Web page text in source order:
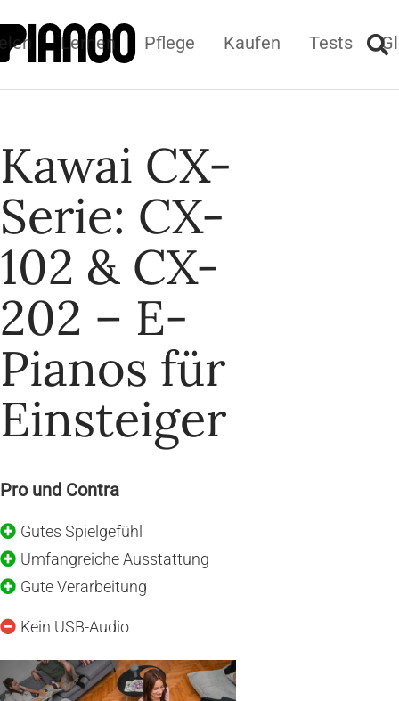
Lernen Pflege Kaufen Tests
Kawai CX-
Serie: CX-
102 & CX-
202 – E-
Pianos für
Einsteiger
Pro und Contra
Gutes Spielgefühl
Umfangreiche Ausstattung
Gute Verarbeitung
Kein USB-Audio